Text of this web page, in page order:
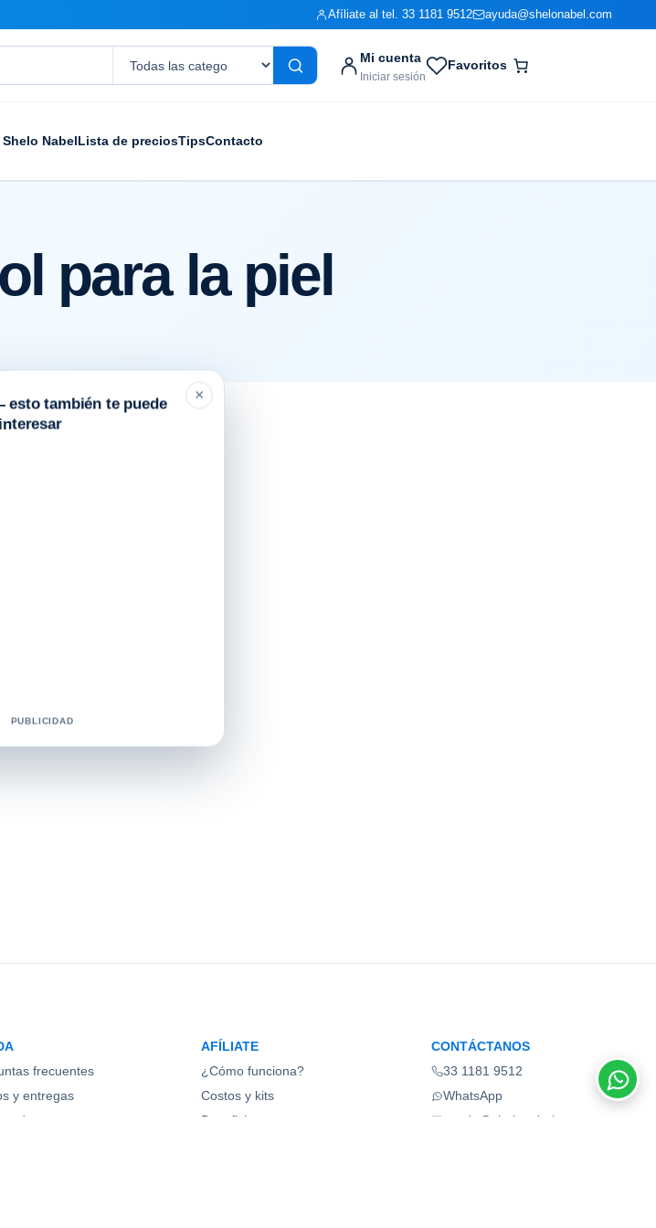
Afíliate al tel. 33 1181 9512 ayuda@shelonabel.com
Mi cuenta
Iniciar sesión
Favoritos
NabelLista de preciosTipsContacto
para la piel
frecuentes
y entregas
de pago
AFÍLIATE
¿Cómo funciona?
Costos y kits
Beneficios
CONTÁCTANOS
33 1181 9512
WhatsApp
ayuda@shelonabel.com
×
esto también te puede
interesar
PUBLICIDAD